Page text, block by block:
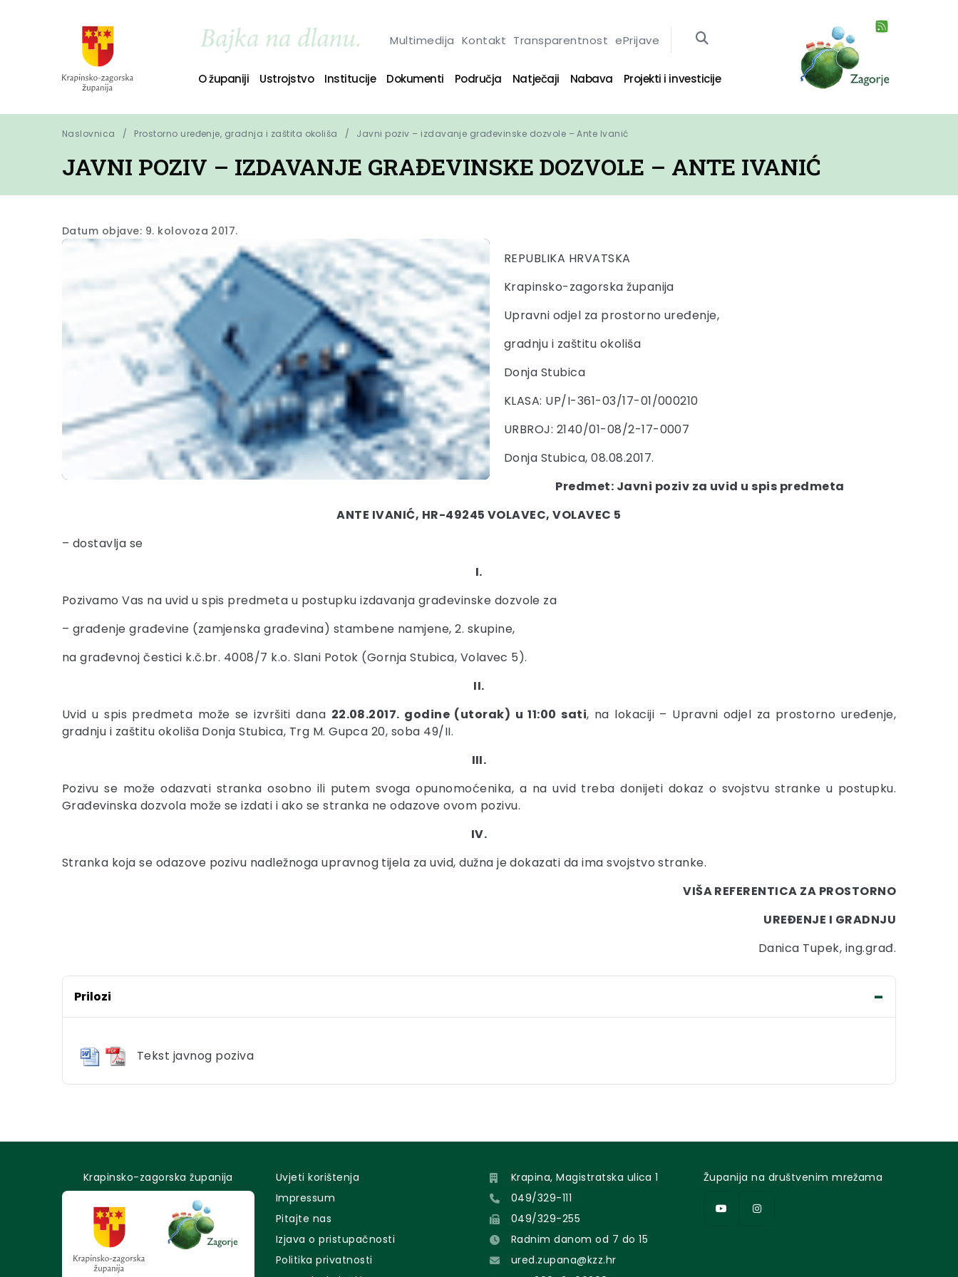
Multimedija Kontakt Transparentnost ePrijave
O županiji Ustrojstvo Institucije Dokumenti Područja Natječaji Nabava Projekti i investicije
Naslovnica Prostorno uređenje, gradnja i zaštita okoliša Javni poziv – izdavanje građevinske dozvole – Ante Ivanić
JAVNI POZIV – IZDAVANJE GRAĐEVINSKE DOZVOLE – ANTE IVANIĆ
Datum objave: 9. kolovoza 2017.
REPUBLIKA HRVATSKA
Krapinsko-zagorska županija
Upravni odjel za prostorno uređenje,
gradnju i zaštitu okoliša
Donja Stubica
KLASA: UP/I-361-03/17-01/000210
URBROJ: 2140/01-08/2-17-0007
Donja Stubica, 08.08.2017.
Predmet: Javni poziv za uvid u spis predmeta
ANTE IVANIĆ, HR-49245 VOLAVEC, VOLAVEC 5
– dostavlja se
I.
Pozivamo Vas na uvid u spis predmeta u postupku izdavanja građevinske dozvole za
– građenje građevine (zamjenska građevina) stambene namjene, 2. skupine,
na građevnoj čestici k.č.br. 4008/7 k.o. Slani Potok (Gornja Stubica, Volavec 5).
II.
Uvid u spis predmeta može se izvršiti dana 22.08.2017. godine (utorak) u 11:00 sati, na lokaciji – Upravni odjel za prostorno uređenje,
gradnju i zaštitu okoliša Donja Stubica, Trg M. Gupca 20, soba 49/II.
III.
Pozivu se može odazvati stranka osobno ili putem svoga opunomoćenika, a na uvid treba donijeti dokaz o svojstvu stranke u postupku.
Građevinska dozvola može se izdati i ako se stranka ne odazove ovom pozivu.
IV.
Stranka koja se odazove pozivu nadležnoga upravnog tijela za uvid, dužna je dokazati da ima svojstvo stranke.
VIŠA REFERENTICA ZA PROSTORNO
UREĐENJE I GRADNJU
Danica Tupek, ing.građ.
Prilozi
Tekst javnog poziva
Krapinsko-zagorska županija
Uvjeti korištenja
Impressum
Pitajte nas
Izjava o pristupačnosti
Politika privatnosti
Krapina, Magistratska ulica 1
049/329-111
049/329-255
Radnim danom od 7 do 15
ured.zupana@kzz.hr
Županija na društvenim mrežama